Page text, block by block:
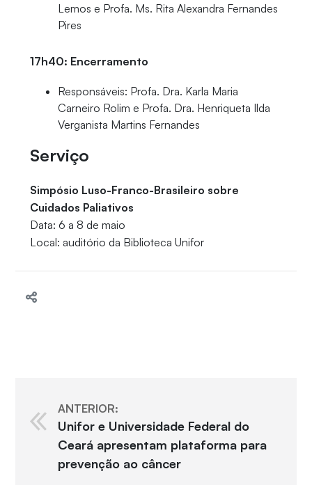
Lemos e Profa. Ms. Rita Alexandra Fernandes
Pires
17h40: Encerramento
Responsáveis: Profa. Dra. Karla Maria
Carneiro Rolim e Profa. Dra. Henriqueta Ilda
Verganista Martins Fernandes
Serviço
Simpósio Luso-Franco-Brasileiro sobre
Cuidados Paliativos
Data: 6 a 8 de maio
Local: auditório da Biblioteca Unifor
ANTERIOR:
Unifor e Universidade Federal do
Ceará apresentam plataforma para
prevenção ao câncer